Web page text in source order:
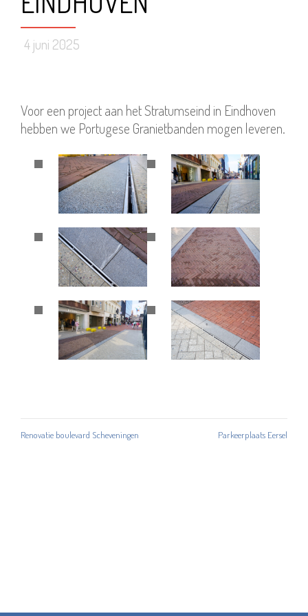
4 juni 2025
Voor een project aan het Stratumseind in Eindhoven
hebben we Portugese Granietbanden mogen leveren.
Renovatie boulevard Scheveningen Parkeerplaats Eersel